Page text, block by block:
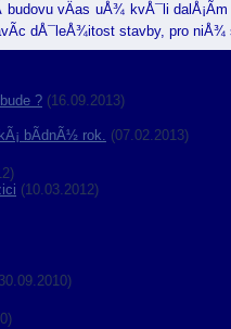
vÄas uÅ¾ kvÅ¯li
dÅ¯leÅ¾itost stavby, pro niÅ¾
? (16.09.2013)
bÃ­dnÃ½ rok. (07.02.2013)
(10.03.2012)